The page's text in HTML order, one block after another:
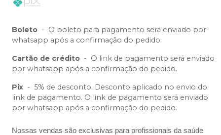
Boleto - O boleto para pagamento será enviado por
whatsapp após a confirmação do pedido.
Cartão de crédito - O link de pagamento será enviado
por whatsapp após a confirmação do pedido.
Pix - 5% de desconto. Desconto aplicado no envio do
link de pagamento. O link de pagamento será enviado
por whatsapp após a confirmação do pedido.
Nossas vendas são exclusivas para profissionais da saúde